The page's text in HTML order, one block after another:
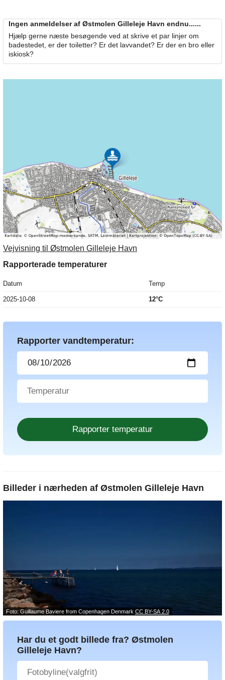
Ingen anmeldelser af Østmolen Gilleleje Havn endnu......
Hjælp gerne næste besøgende ved at skrive et par linjer om
badestedet, er der toiletter? Er det lavvandet? Er der en bro eller
iskiosk?
Vejvisning til Østmolen Gilleleje Havn
Rapporterade temperaturer
Datum Temp
2025-10-08 12°C
Rapporter vandtemperatur:
Billeder i nærheden af Østmolen Gilleleje Havn
Foto: Guillaume Baviere from Copenhagen Denmark CC BY-SA 2.0
Har du et godt billede fra? Østmolen
Gilleleje Havn?